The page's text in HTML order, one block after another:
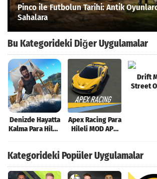
Pinco ile Futbolun Tarihi: Antik
Sahalara
Bu Kategorideki Diğer Uygulamalar
Denizde Hayatta
Kalma Para Hileli
Apex Racing Para
Hileli MOD APK
Drift
Street
Kategorideki Popüler Uygulamalar